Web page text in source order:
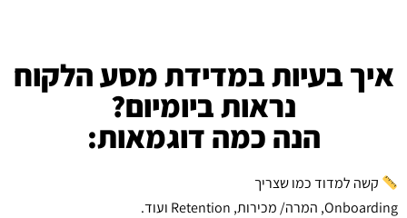
איך בעיות במדידת מסע הלקוח
נראות ביומיום?
הנה כמה דוגמאות:
קשה למדוד כמו שצריך
Onboarding, המרה/ מכירות, Retention ועוד.